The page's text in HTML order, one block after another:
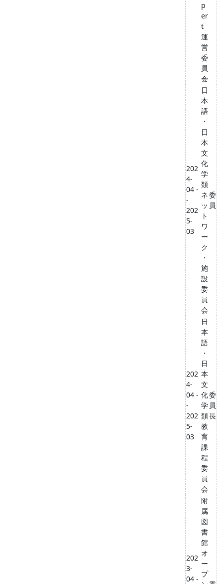
p
er
t
運
営
委
員
会
202
4-
04 -
-
202
5-
03
日
本
語
・
日
本
文
化
学
類
ネ
ッ
ト
ワ
ー
ク
・
施
設
委
員
会
委
員
202
4-
04 -
-
202
5-
03
日
本
語
・
日
本
文
化
学
類
教
育
課
程
委
員
会
委
員
長
202
3-
04 -
附
属
図
書
館
オ
ー
プ